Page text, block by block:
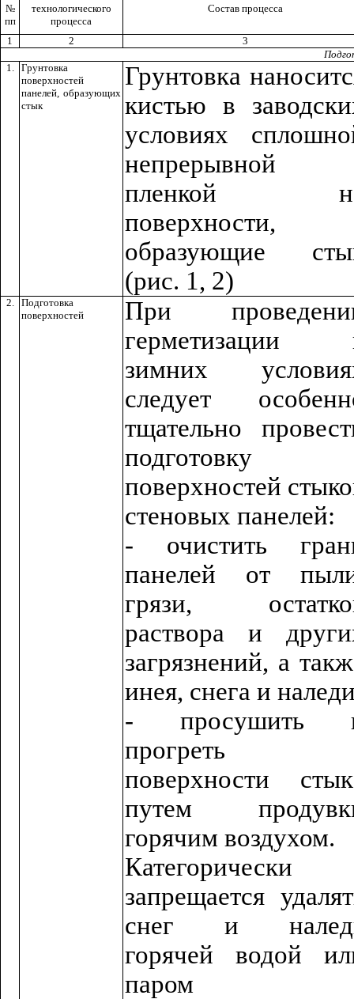
№
пп
технологического
процесса
Состав процесса
1 2
3
1.
Грунтовка
поверхностей
панелей, образующих
стык
Грунтовка
кистью в
условиях
непрерывной
пленкой
поверхности,
образующие
(рис. 1, 2)
2.
Подготовка
поверхностей
При
герметизации
зимних
следует
тщательно
подготовку
поверхностей
стеновых панелей:
- очистить
панелей от
грязи,
раствора и
загрязнений, а
инея, снега и
- просушить
прогреть
поверхности
путем
горячим воздухом.
Категорически
запрещается
снег и
горячей водой
паром